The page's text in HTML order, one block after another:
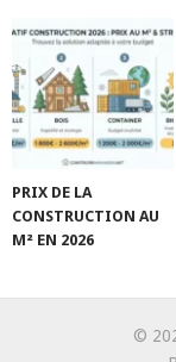
PRIX DE LA
CONSTRUCTION AU
M² EN 2026
©